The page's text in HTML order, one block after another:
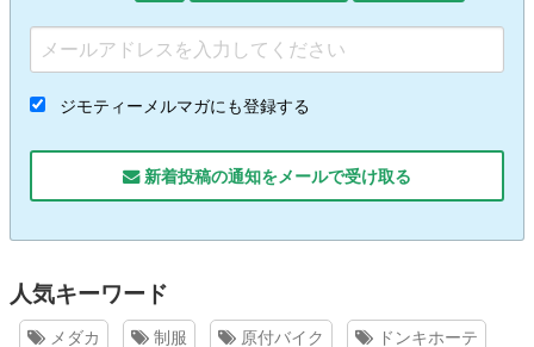
ジモティーメルマガにも登録する
新着投稿の通知をメールで受け取る
人気キーワード
メダカ 制服 原付バイク ドンキホーテ